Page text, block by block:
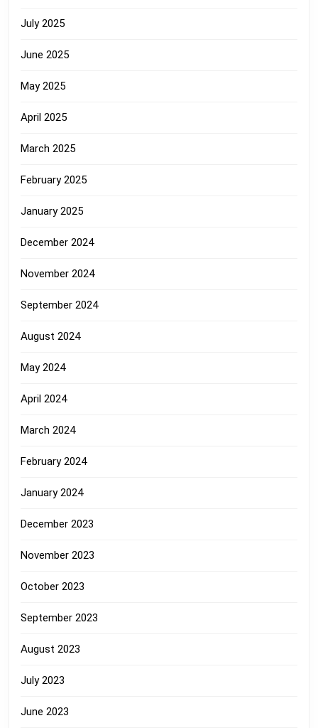
July 2025
June 2025
May 2025
April 2025
March 2025
February 2025
January 2025
December 2024
November 2024
September 2024
August 2024
May 2024
April 2024
March 2024
February 2024
January 2024
December 2023
November 2023
October 2023
September 2023
August 2023
July 2023
June 2023